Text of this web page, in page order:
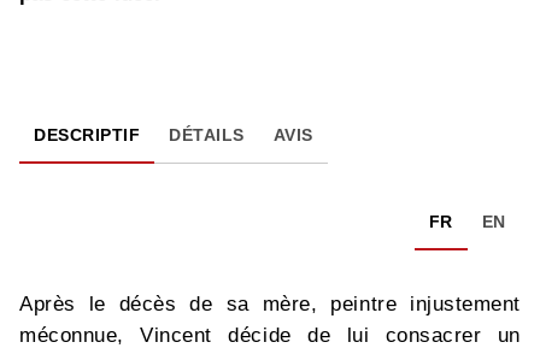
DESCRIPTIF DÉTAILS AVIS
FR EN
Après le décès de sa mère, peintre injustement
méconnue, Vincent décide de lui consacrer un